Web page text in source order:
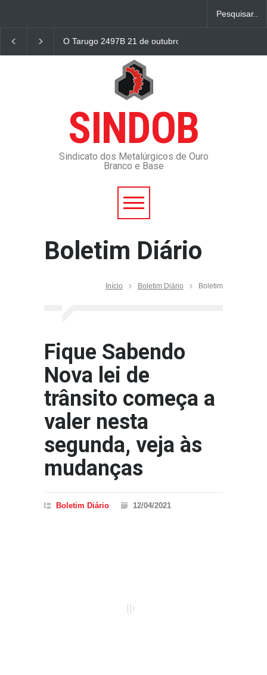
O Tarugo 2497B 21 de outubro
SINDOB
Sindicato dos Metalúrgicos de Ouro
Branco e Base
Boletim Diário
Início Boletim Diário Boletim
Fique Sabendo
Nova lei de
trânsito começa a
valer nesta
segunda, veja às
mudanças
Boletim Diário 12/04/2021